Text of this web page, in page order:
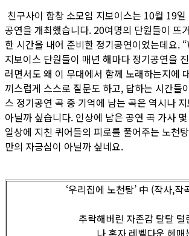
친구사이 합창 소모임 지보이스는 10월 19
공연을 개최했습니다. 20여명의 단원들이 뜨
한 시간을 내어 준비한 정기공연이었는데요.
지보이스 단원들이 매년 해마다 정기공연을
러면서도 왜 이 무대에서 함께 노래하는지에
끼스럽게 스스로 질문도 하고, 답하는 시간들
스 정기공연 곡 중 기억에 남는 곡은 역시나
아닐까 싶습니다. 인상에 남은 공연 곡 가사
일상에 지친 퀴어들의 피로를 풀어주는 노천
만의 자긍심이 아닐까 싶네요.
‘우리집에 노천탕’ 中 (작사,
추락해버린 자존감 탈탈
나 혼자 레벨다운 헤매